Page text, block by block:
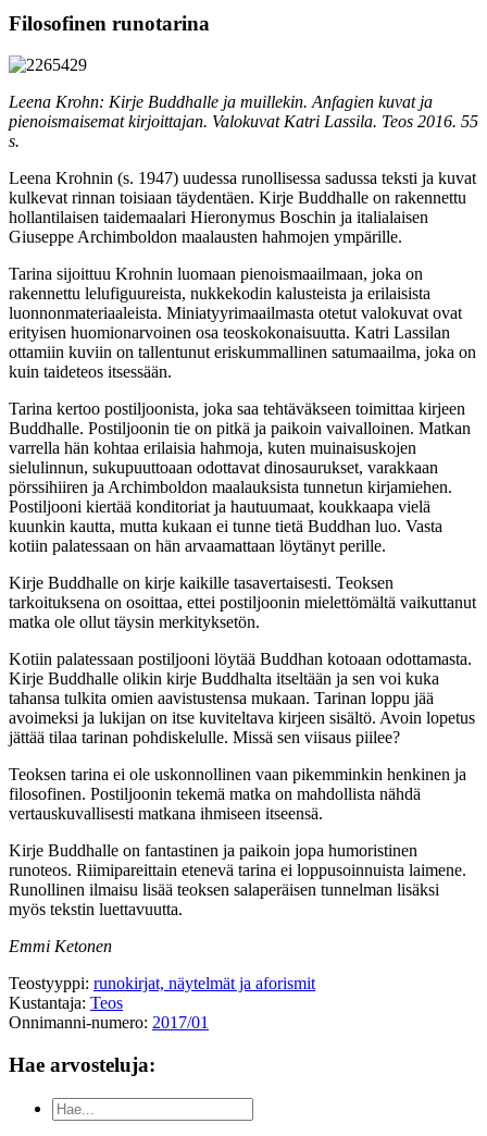
Filosofinen runotarina
Leena Krohn: Kirje Buddhalle ja muillekin. Anfagien kuvat ja
pienoismaisemat kirjoittajan. Valokuvat Katri Lassila. Teos 2016. 55
s.
Leena Krohnin (s. 1947) uudessa runollisessa sadussa teksti ja kuvat
kulkevat rinnan toisiaan täydentäen. Kirje Buddhalle on rakennettu
hollantilaisen taidemaalari Hieronymus Boschin ja italialaisen
Giuseppe Archimboldon maalausten hahmojen ympärille.
Tarina sijoittuu Krohnin luomaan pienoismaailmaan, joka on
rakennettu lelufiguureista, nukkekodin kalusteista ja erilaisista
luonnonmateriaaleista. Miniatyyrimaailmasta otetut valokuvat ovat
erityisen huomionarvoinen osa teoskokonaisuutta. Katri Lassilan
ottamiin kuviin on tallentunut eriskummallinen satumaailma, joka on
kuin taideteos itsessään.
Tarina kertoo postiljoonista, joka saa tehtäväkseen toimittaa kirjeen
Buddhalle. Postiljoonin tie on pitkä ja paikoin vaivalloinen. Matkan
varrella hän kohtaa erilaisia hahmoja, kuten muinaisuskojen
sielulinnun, sukupuuttoaan odottavat dinosaurukset, varakkaan
pörssihiiren ja Archimboldon maalauksista tunnetun kirjamiehen.
Postiljooni kiertää konditoriat ja hautuumaat, koukkaapa vielä
kuunkin kautta, mutta kukaan ei tunne tietä Buddhan luo. Vasta
kotiin palatessaan on hän arvaamattaan löytänyt perille.
Kirje Buddhalle on kirje kaikille tasavertaisesti. Teoksen
tarkoituksena on osoittaa, ettei postiljoonin mielettömältä vaikuttanut
matka ole ollut täysin merkityksetön.
Kotiin palatessaan postiljooni löytää Buddhan kotoaan odottamasta.
Kirje Buddhalle olikin kirje Buddhalta itseltään ja sen voi kuka
tahansa tulkita omien aavistustensa mukaan. Tarinan loppu jää
avoimeksi ja lukijan on itse kuviteltava kirjeen sisältö. Avoin lopetus
jättää tilaa tarinan pohdiskelulle. Missä sen viisaus piilee?
Teoksen tarina ei ole uskonnollinen vaan pikemminkin henkinen ja
filosofinen. Postiljoonin tekemä matka on mahdollista nähdä
vertauskuvallisesti matkana ihmiseen itseensä.
Kirje Buddhalle on fantastinen ja paikoin jopa humoristinen
runoteos. Riimipareittain etenevä tarina ei loppusoinnuista laimene.
Runollinen ilmaisu lisää teoksen salaperäisen tunnelman lisäksi
myös tekstin luettavuutta.
Emmi Ketonen
Teostyyppi: runokirjat, näytelmät ja aforismit
Kustantaja: Teos
Onnimanni-numero: 2017/01
Hae arvosteluja: